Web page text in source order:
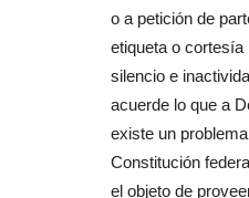
o a petición de
etiqueta o cortesía
silencio e
acuerde lo que a
existe un
Constitución
el objeto de